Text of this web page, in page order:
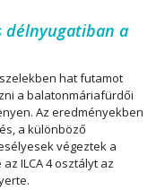
délnyugatiban a
hat futamot
a balatonmáriafürdői
Az eredményekben
a különböző
végeztek a
ILCA 4 osztályt az